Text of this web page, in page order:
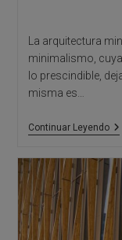
La arquitectura
minimalismo,
lo prescindible,
misma es…
Continuar Leyendo
De